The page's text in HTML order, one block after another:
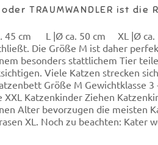
TRAUMWANDLER ist die
45 cm L |Ø ca. 50 cm XL |Ø
Die Größe M ist daher
besonders stattlichem Tier
Viele Katzen strecken
Größe M
Katzenkinder Ziehen
Alter bevorzugen die
XL. Noch zu beachten: Kater